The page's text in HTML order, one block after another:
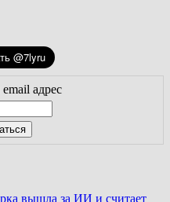
адрес
вышла за ИИ и считает